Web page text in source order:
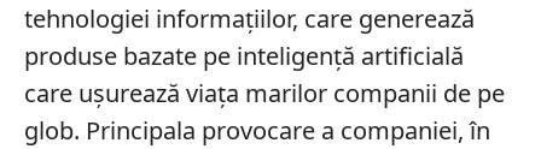
tehnologiei informațiilor, care generează
produse bazate pe inteligență artificială
care ușurează viața marilor companii de pe
glob. Principala provocare a companiei, în